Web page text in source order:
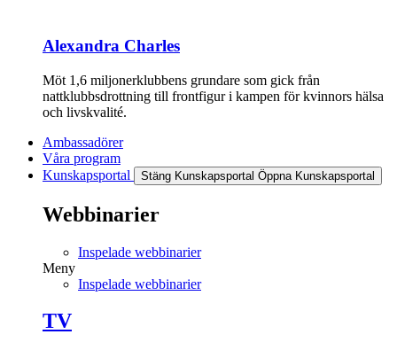
Alexandra Charles
Möt 1,6 miljonerklubbens grundare som gick från
nattklubbsdrottning till frontfigur i kampen för kvinnors hälsa
och livskvalité.
Ambassadörer
Våra program
Kunskapsportal
Stäng Kunskapsportal Öppna Kunskapsportal
Webbinarier
Inspelade webbinarier
Meny
Inspelade webbinarier
TV